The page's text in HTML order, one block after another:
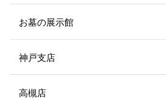
お墓の展示館
神戸支店
高槻店